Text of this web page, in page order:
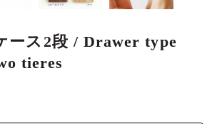
FactoryOutlet
ース2段 / Drawer type
tieres